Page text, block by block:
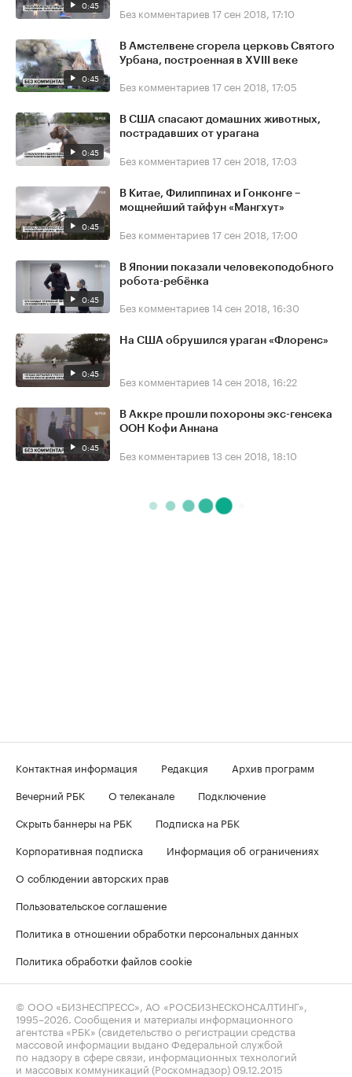
0:45 Без комментариев 17 сен 2018, 17:10
0:45
В Амстелвене сгорела церковь Святого
Урбана, построенная в XVIII веке
Без комментариев 17 сен 2018, 17:05
0:45
В США спасают домашних животных,
пострадавших от урагана
Без комментариев 17 сен 2018, 17:03
0:45
В Китае, Филиппинах и Гонконге –
мощнейший тайфун «Мангхут»
Без комментариев 17 сен 2018, 17:00
0:45
В Японии показали человекоподобного
робота-ребёнка
Без комментариев 14 сен 2018, 16:30
0:45
На США обрушился ураган «Флоренс»
Без комментариев 14 сен 2018, 16:22
0:45
В Аккре прошли похороны экс-генсека
ООН Кофи Аннана
Без комментариев 13 сен 2018, 18:10
Контактная информация Редакция
Архив программ
Вечерний РБК
О телеканале
Подключение
Скрыть баннеры на РБК
Подписка на РБК
Корпоративная подписка
Информация об ограничениях
О соблюдении авторских прав
Пользовательское соглашение
Политика в отношении обработки персональных данных
Политика обработки файлов cookie
© ООО «БИЗНЕСПРЕСС», АО «РОСБИЗНЕСКОНСАЛТИНГ»,
1995–2026 . Сообщения и материалы информационного
агентства «РБК» (свидетельство о регистрации средства
массовой информации выдано Федеральной службой
по надзору в сфере связи, информационных технологий
и массовых коммуникаций (Роскомнадзор) 09.12.2015